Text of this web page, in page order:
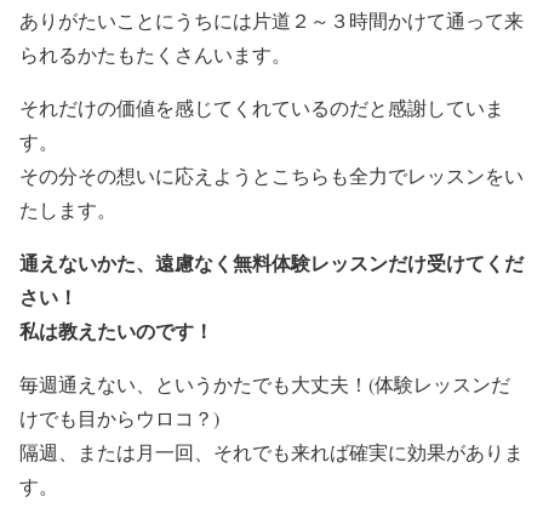
ありがたいことにうちには片道２～３時間かけて通って来
られるかたもたくさんいます。
それだけの価値を感じてくれているのだと感謝していま
す。
その分その想いに応えようとこちらも全力でレッスンをい
たします。
通えないかた、遠慮なく無料体験レッスンだけ受けてくだ
さい！
私は教えたいのです！
毎週通えない、というかたでも大丈夫！(体験レッスンだ
けでも目からウロコ？)
隔週、または月一回、それでも来れば確実に効果がありま
す。